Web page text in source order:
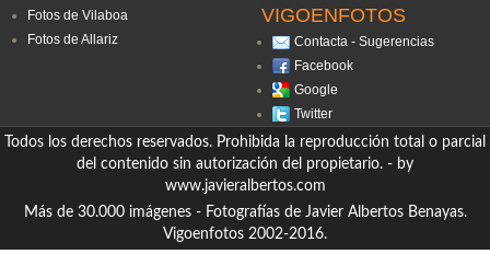
Fotos de Vilaboa
Fotos de Allariz
VIGOENFOTOS
Contacta - Sugerencias
Facebook
Google
Twitter
Todos los derechos reservados. Prohibida la reproducción total o parcial
del contenido sin autorización del propietario. - by
www.javieralbertos.com
Más de 30.000 imágenes - Fotografías de Javier Albertos Benayas.
Vigoenfotos 2002-2016.